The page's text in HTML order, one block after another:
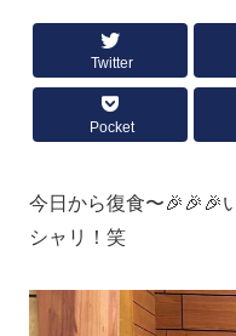
Twitter
Pocket
今日から復食〜🎉🎉🎉
シャリ！笑